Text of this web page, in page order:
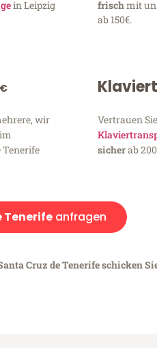
in Leipzig
frischmit
ab 150€.
wir
Tenerife
Vertrauen
sicherab
Tenerife anfragen
Cruz de Tenerife schicken